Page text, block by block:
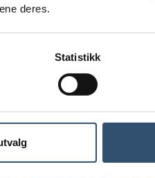
deres.
Statistikk